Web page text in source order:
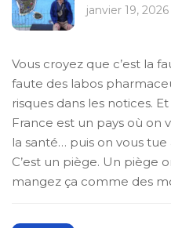
janvier 19,
Vous croyez que c’est la
faute des labos
risques dans les notices.
France est un pays où on
la santé… puis on vous
C’est un piège. Un piège
mangez ça comme des